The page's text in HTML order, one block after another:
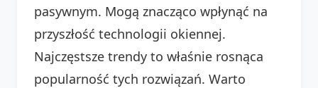
pasywnym. Mogą znacząco wpłynąć na
przyszłość technologii okiennej.
Najczęstsze trendy to właśnie rosnąca
popularność tych rozwiązań. Warto